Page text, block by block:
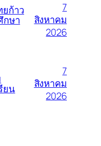
ก้าว
กษา
7
สิงหาคม
2026
ยน
7
สิงหาคม
2026